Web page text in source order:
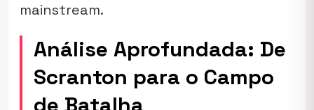
mainstream.
Análise Aprofundada: De
Scranton para o Campo